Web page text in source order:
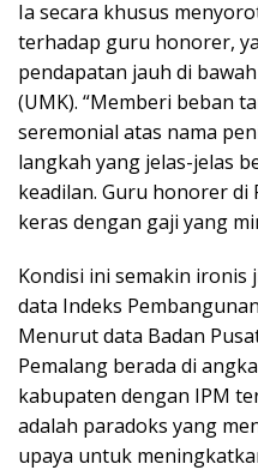
Ia secara khusus
terhadap guru honorer,
pendapatan jauh di
(UMK). “Memberi beban
seremonial atas nama
langkah yang jelas-jelas
keadilan. Guru honorer
keras dengan gaji yang
Kondisi ini semakin
data Indeks
Menurut data Badan
Pemalang berada di
kabupaten dengan IPM
adalah paradoks yang
upaya untuk